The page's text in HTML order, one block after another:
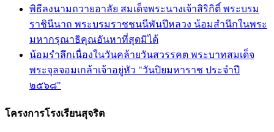
พิธีลงนามถวายอาลัย สมเด็จพระนางเจ้าสิริกิติ์ พระบรม
ราชินีนาถ พระบรมราชชนนีพันปีหลวง น้อมสำนึกในพระ
มหากรุณาธิคุณอันหาที่สุดมิได้
น้อมรำลึกเนื่องในวันคล้ายวันสวรรคต พระบาทสมเด็จ
พระจุลจอมเกล้าเจ้าอยู่หัว "วันปิยมหาราช ประจำปี
๒๕๖๘"
โครงการโรงเรียนสุจริต